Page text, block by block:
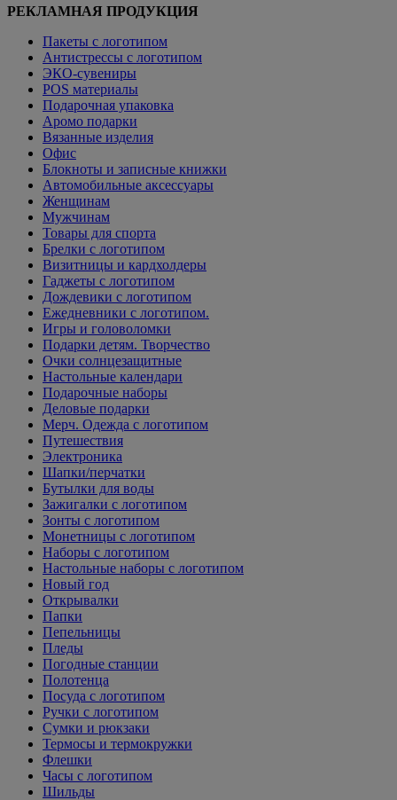
РЕКЛАМНАЯ ПРОДУКЦИЯ
Пакеты с логотипом
Антистрессы с логотипом
ЭКО-сувениры
POS материалы
Подарочная упаковка
Аромо подарки
Вязанные изделия
Офис
Блокноты и записные книжки
Автомобильные аксессуары
Женщинам
Мужчинам
Товары для спорта
Брелки с логотипом
Визитницы и кардхолдеры
Гаджеты с логотипом
Дождевики с логотипом
Ежедневники с логотипом.
Игры и головоломки
Подарки детям. Творчество
Очки солнцезащитные
Настольные календари
Подарочные наборы
Деловые подарки
Мерч. Одежда с логотипом
Путешествия
Электроника
Шапки/перчатки
Бутылки для воды
Зажигалки с логотипом
Зонты с логотипом
Монетницы с логотипом
Наборы с логотипом
Настольные наборы с логотипом
Новый год
Открывалки
Папки
Пепельницы
Пледы
Погодные станции
Полотенца
Посуда с логотипом
Ручки с логотипом
Сумки и рюкзаки
Термосы и термокружки
Флешки
Часы с логотипом
Шильды